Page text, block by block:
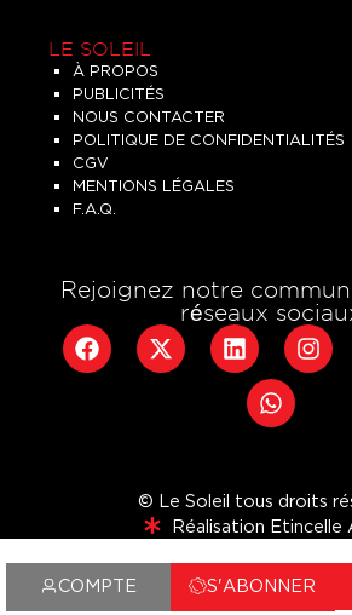
COMPTE S'ABONNER
LE SOLEIL
À PROPOS
PUBLICITÉS
NOUS CONTACTER
POLITIQUE DE CONFIDENTIALITÉS
CGV
MENTIONS LÉGALES
F.A.Q.
Rejoignez notre
réseaux
© Le Soleil tous droits
Réalisation Etincelle